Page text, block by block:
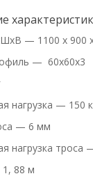
— 1100 х 900
— 60х60х3
нагрузка — 150
— 6 мм
нагрузка троса
88 м